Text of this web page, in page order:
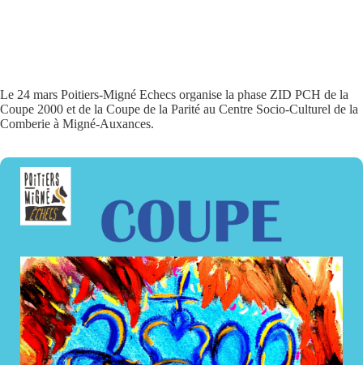
Le 24 mars Poitiers-Migné Echecs organise la phase ZID PCH de la
Coupe 2000 et de la Coupe de la Parité au Centre Socio-Culturel de la
Comberie à Migné-Auxances.